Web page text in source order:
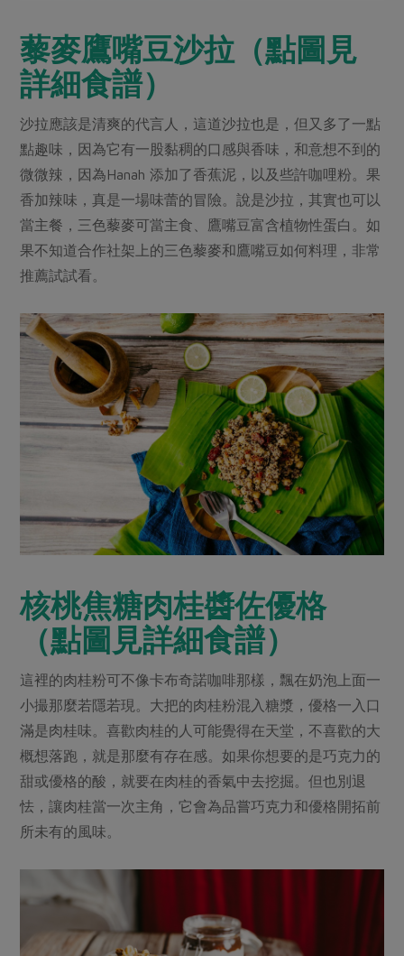
藜麥鷹嘴豆沙拉 （點圖見
詳細食譜）
沙拉應該是清爽的代言人，這道沙拉也是，但又多了一點
點趣味，因為它有一股黏稠的口感與香味，和意想不到的
微微辣，因為Hanah 添加了香蕉泥，以及些許咖哩粉。果
香加辣味，真是一場味蕾的冒險。說是沙拉，其實也可以
當主餐，三色藜麥可當主食、鷹嘴豆富含植物性蛋白。如
果不知道合作社架上的三色藜麥和鷹嘴豆如何料理，非常
推薦試試看。
核桃焦糖肉桂醬佐優格
（點圖見詳細食譜）
這裡的肉桂粉可不像卡布奇諾咖啡那樣，飄在奶泡上面一
小撮那麼若隱若現。大把的肉桂粉混入糖漿，優格一入口
滿是肉桂味。喜歡肉桂的人可能覺得在天堂，不喜歡的大
概想落跑，就是那麼有存在感。如果你想要的是巧克力的
甜或優格的酸，就要在肉桂的香氣中去挖掘。但也別退
怯，讓肉桂當一次主角，它會為品嘗巧克力和優格開拓前
所未有的風味。